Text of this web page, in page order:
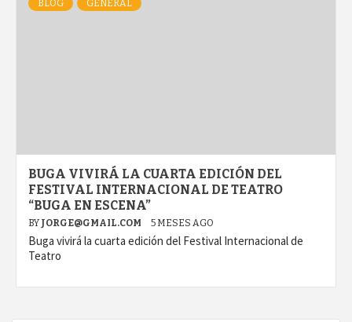
BLOG GENERAL
BUGA VIVIRÁ LA CUARTA EDICIÓN DEL
FESTIVAL INTERNACIONAL DE TEATRO
“BUGA EN ESCENA”
BY JORGE@GMAIL.COM 5 MESES AGO
Buga vivirá la cuarta edición del Festival Internacional de
Teatro